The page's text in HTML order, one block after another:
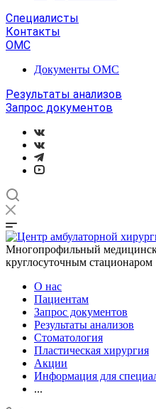
Специалисты
Контакты
ОМС
Документы ОМС
Результаты анализов
Запрос документов
Многопрофильный
круглосуточным стационаром
О нас
Пациентам
Запрос документов
Результаты анализов
Стоматология
Пластическая хирургия
Акции
Информация для
...